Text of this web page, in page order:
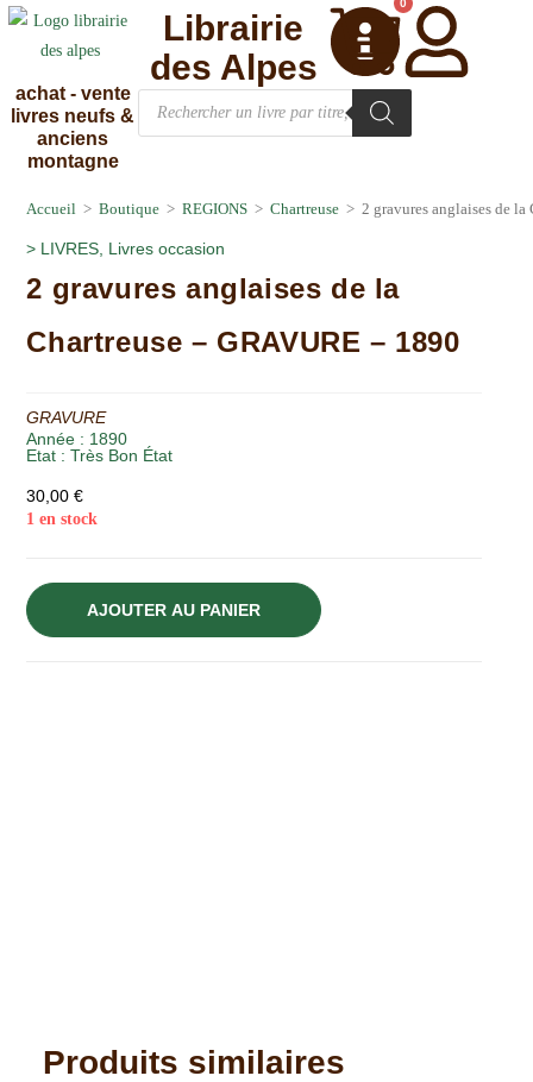
achat - vente
livres neufs &
anciens
montagne
0
Librairie
des Alpes
Accueil > Boutique > REGIONS > Chartreuse > 2 gravures anglaises de
> LIVRES, Livres occasion
2 gravures anglaises de la
Chartreuse – GRAVURE – 1890
GRAVURE
Année : 1890
Etat :Très Bon État
30,00€
1 en stock
AJOUTER AU PANIER
Produits similaires